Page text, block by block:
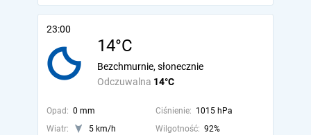
23:00
14°C
Odczuwalna 14°C
Bezchmurnie, słonecznie
Opad: 0 mm Ciśnienie: 1015 hPa
Wiatr:
5 km/h Wilgotność: 92%